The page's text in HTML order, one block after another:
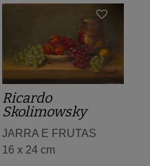
Ricardo
Skolimowsky
JARRA E FRUTAS
16 x 24 cm